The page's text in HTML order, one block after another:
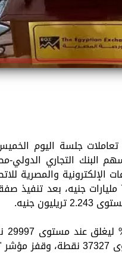
تعاملات جلسة اليوم
البنك التجاري
الإلكترونية والمصرية
70 وإيجي إكس 100، وسط تداولات بلغت 7